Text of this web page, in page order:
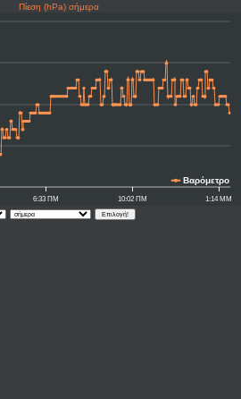
Πίεση (hPa) σήμερα